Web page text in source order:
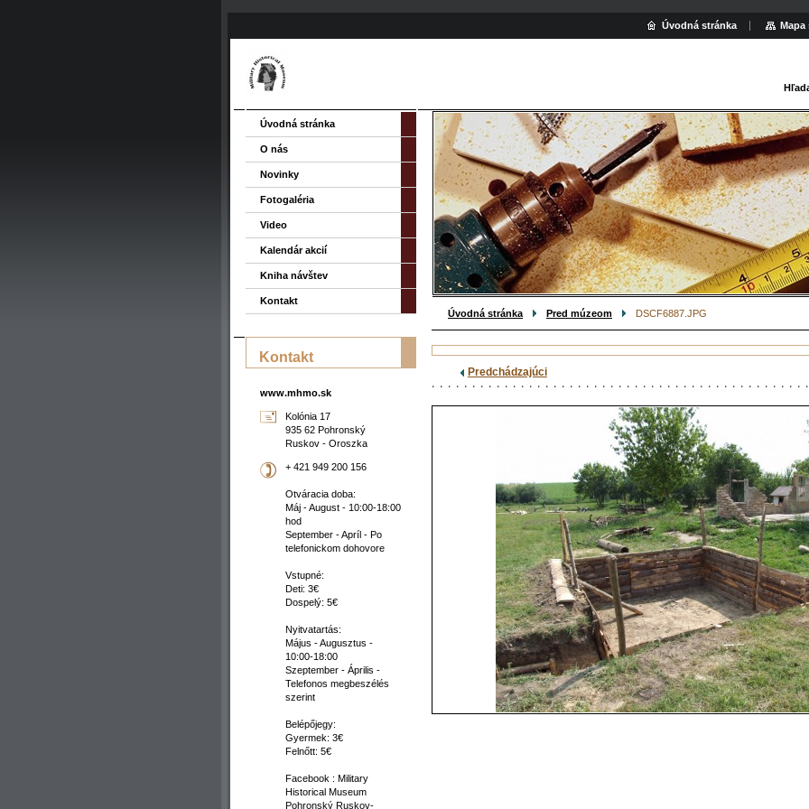
Úvodná stránka Pred múzeom DSCF6887.JPG
Predchádzajúci
Úvodná stránka
O nás
Novinky
Fotogaléria
Video
Kalendár akcií
Kniha návštev
Kontakt
Kontakt
www.mhmo.sk
Kolónia 17
935 62 Pohronský
Ruskov - Oroszka
+ 421 949 200 156
Otváracia doba:
Máj - August - 10:00-18:00
hod
September - Apríl - Po
telefonickom dohovore
Vstupné:
Deti: 3€
Dospelý: 5€
Nyitvatartás:
Május - Augusztus -
10:00-18:00
Szeptember - Április -
Telefonos megbeszélés
szerint
Belépőjegy:
Gyermek: 3€
Felnőtt: 5€
Facebook : Military
Historical Museum
Pohronský Ruskov-
Úvodná stránka Mapa